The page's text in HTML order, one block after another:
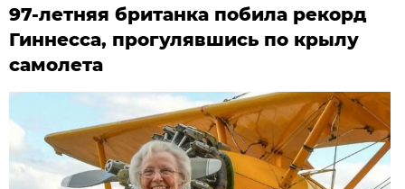
97-летняя британка побила рекорд
Гиннесса, прогулявшись по крылу
самолета